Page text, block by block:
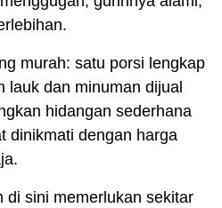
murah: satu porsi lengkap
lauk dan minuman dijual
hidangan sederhana
dinikmati dengan harga
di sini memerlukan sekitar